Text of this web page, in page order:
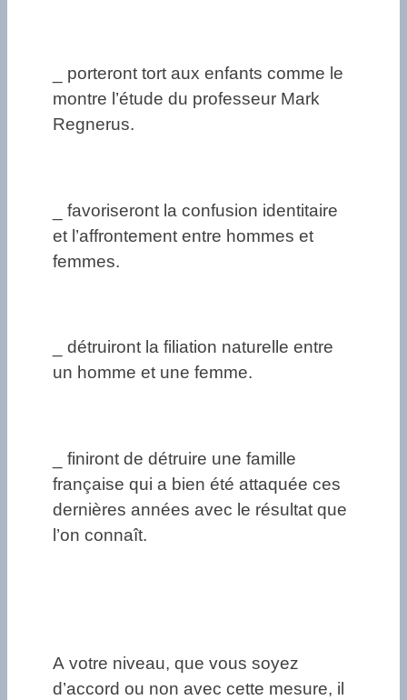
_ porteront tort aux enfants comme le
montre l’étude du professeur Mark
Regnerus.
_ favoriseront la confusion identitaire
et l’affrontement entre hommes et
femmes.
_ détruiront la filiation naturelle entre
un homme et une femme.
_ finiront de détruire une famille
française qui a bien été attaquée ces
dernières années avec le résultat que
l’on connaît.
A votre niveau, que vous soyez
d’accord ou non avec cette mesure, il